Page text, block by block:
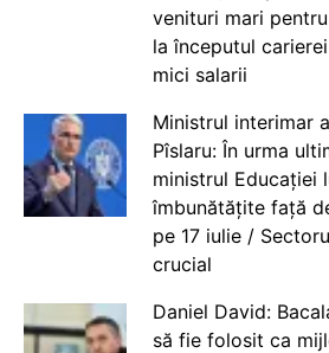
venituri mari
la începutul
mici salarii
Ministrul interimar
Pîslaru: În urma
ministrul Educației
îmbunătățite față
pe 17 iulie /
crucial
Daniel David:
să fie folosit ca